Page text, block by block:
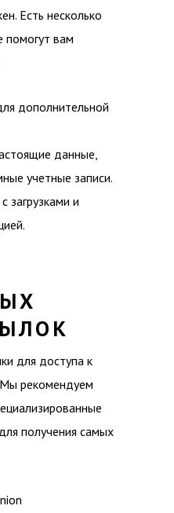
Есть несколько
помогут вам
дополнительной
данные,
учетные записи.
загрузками и
для доступа к
Мы рекомендуем
получения самых